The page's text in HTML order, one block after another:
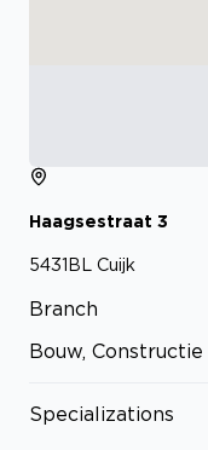
Haagsestraat 3
5431BL Cuijk
Branch
Bouw, Constructie
Specializations